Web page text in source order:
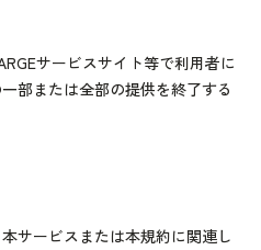
サービスサイト等で利用者に
部または全部の提供を終了する
サービスまたは本規約に関連し